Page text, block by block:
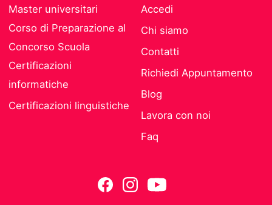
Master universitari
Corso di Preparazione al
Concorso Scuola
Certificazioni
informatiche
Certificazioni linguistiche
Accedi
Chi siamo
Contatti
Richiedi Appuntamento
Blog
Lavora con noi
Faq